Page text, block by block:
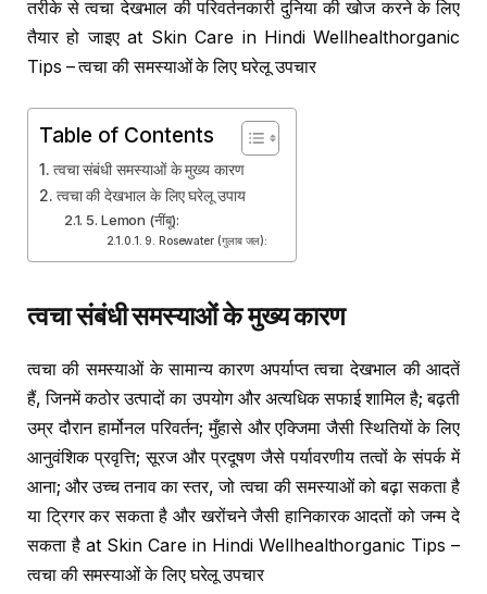
तरीके से त्वचा देखभाल की परिवर्तनकारी दुनिया की खोज करने के लिए
तैयार हो जाइए at Skin Care in Hindi Wellhealthorganic
Tips – त्वचा की समस्याओं के लिए घरेलू उपचार
Table of Contents
त्वचा संबंधी समस्याओं के मुख्य कारण
त्वचा की देखभाल के लिए घरेलू उपाय
5. Lemon (नींबू):
9. Rosewater (गुलाब जल):
त्वचा संबंधी समस्याओं के मुख्य कारण
त्वचा की समस्याओं के सामान्य कारण अपर्याप्त त्वचा देखभाल की आदतें
हैं, जिनमें कठोर उत्पादों का उपयोग और अत्यधिक सफाई शामिल है; बढ़ती
उम्र दौरान हार्मोनल परिवर्तन; मुँहासे और एक्जिमा जैसी स्थितियों के लिए
आनुवंशिक प्रवृत्ति; सूरज और प्रदूषण जैसे पर्यावरणीय तत्वों के संपर्क में
आना; और उच्च तनाव का स्तर, जो त्वचा की समस्याओं को बढ़ा सकता है
या ट्रिगर कर सकता है और खरोंचने जैसी हानिकारक आदतों को जन्म दे
सकता है at Skin Care in Hindi Wellhealthorganic Tips –
त्वचा की समस्याओं के लिए घरेलू उपचार